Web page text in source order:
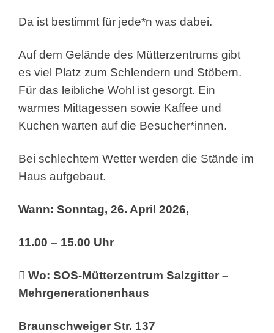
Da ist bestimmt für jede*n was dabei.
Auf dem Gelände des Mütterzentrums gibt
es viel Platz zum Schlendern und Stöbern.
Für das leibliche Wohl ist gesorgt. Ein
warmes Mittagessen sowie Kaffee und
Kuchen warten auf die Besucher*innen.
Bei schlechtem Wetter werden die Stände im
Haus aufgebaut.
Wann: Sonntag, 26. April 2026,
11.00 – 15.00 Uhr
 Wo: SOS-Mütterzentrum Salzgitter –
Mehrgenerationenhaus
Braunschweiger Str. 137